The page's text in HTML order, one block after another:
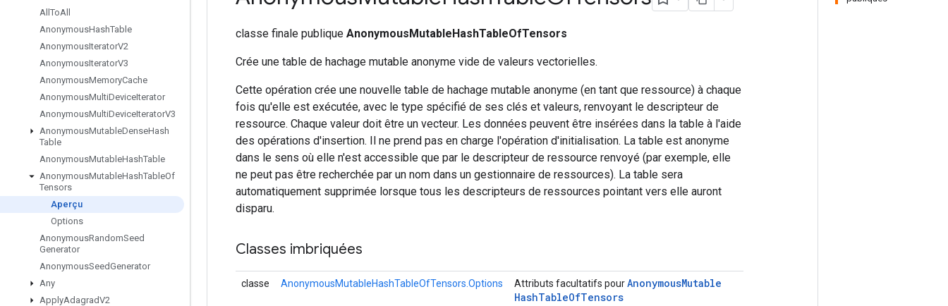
All ToAll
AnonymousHashTable
AnonymousIteratorV2
AnonymousIteratorV3
AnonymousMemoryCache
AnonymousMultiDeviceIterator
AnonymousMultiDeviceIteratorV3
AnonymousMutableDenseHash
Table
AnonymousMutableHashTable
AnonymousMutableHashTableOf
Tensors
Aperçu
Options
AnonymousRandomSeed
Generator
AnonymousSeedGenerator
Any
ApplyAdagradV2
classe finale publique AnonymousMutableHashTableOfTensors
Crée une table de hachage mutable anonyme vide de valeurs vectorielles.
Cette opération crée une nouvelle table de hachage mutable anonyme (en tant que ressource) à chaque
fois qu'elle est exécutée, avec le type spécifié de ses clés et valeurs, renvoyant le descripteur de
ressource. Chaque valeur doit être un vecteur. Les données peuvent être insérées dans la table à l'aide
des opérations d'insertion. Il ne prend pas en charge l'opération d'initialisation. La table est anonyme
dans le sens où elle n'est accessible que par le descripteur de ressource renvoyé (par exemple, elle
ne peut pas être recherchée par un nom dans un gestionnaire de ressources). La table sera
automatiquement supprimée lorsque tous les descripteurs de ressources pointant vers elle auront
disparu.
Classes imbriquées
classe AnonymousMutableHashTableOfTensors.Options Attributs facultatifs pourAnonymousMutable
HashTableOfTensors